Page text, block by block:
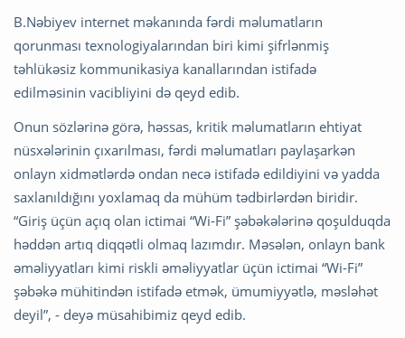
B.Nəbiyev internet məkanında fərdi məlumatların
qorunması texnologiyalarından biri kimi şifrlənmiş
təhlükəsiz kommunikasiya kanallarından istifadə
edilməsinin vacibliyini də qeyd edib.
Onun sözlərinə görə, həssas, kritik məlumatların ehtiyat
nüsxələrinin çıxarılması, fərdi məlumatları paylaşarkən
onlayn xidmətlərdə ondan necə istifadə edildiyini və yadda
saxlanıldığını yoxlamaq da mühüm tədbirlərdən biridir.
“Giriş üçün açıq olan ictimai “Wi-Fi” şəbəkələrinə qoşulduqda
həddən artıq diqqətli olmaq lazımdır. Məsələn, onlayn bank
əməliyyatları kimi riskli əməliyyatlar üçün ictimai “Wi-Fi”
şəbəkə mühitindən istifadə etmək, ümumiyyətlə, məsləhət
deyil”, - deyə müsahibimiz qeyd edib.